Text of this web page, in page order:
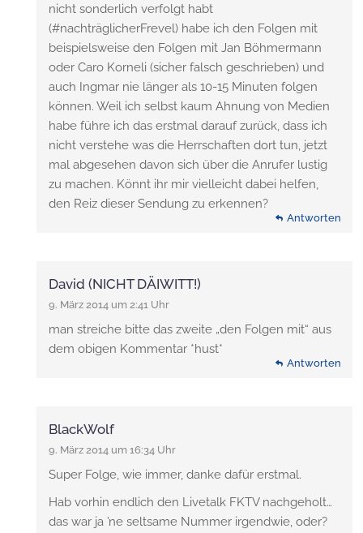
nicht sonderlich verfolgt habt
(#nachträglicherFrevel) habe ich den Folgen mit
beispielsweise den Folgen mit Jan Böhmermann
oder Caro Korneli (sicher falsch geschrieben) und
auch Ingmar nie länger als 10-15 Minuten folgen
können. Weil ich selbst kaum Ahnung von Medien
habe führe ich das erstmal darauf zurück, dass ich
nicht verstehe was die Herrschaften dort tun, jetzt
mal abgesehen davon sich über die Anrufer lustig
zu machen. Könnt ihr mir vielleicht dabei helfen,
den Reiz dieser Sendung zu erkennen?
Antworten
David (NICHT DÄIWITT!)
9. März 2014 um 2:41 Uhr
man streiche bitte das zweite „den Folgen mit“ aus
dem obigen Kommentar *hust*
Antworten
BlackWolf
9. März 2014 um 16:34 Uhr
Super Folge, wie immer, danke dafür erstmal.
Hab vorhin endlich den Livetalk FKTV nachgeholt…
das war ja ’ne seltsame Nummer irgendwie, oder?